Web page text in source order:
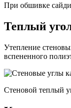
При обшивке
Теплый
Утепление
вспененного
Стеновой теплый